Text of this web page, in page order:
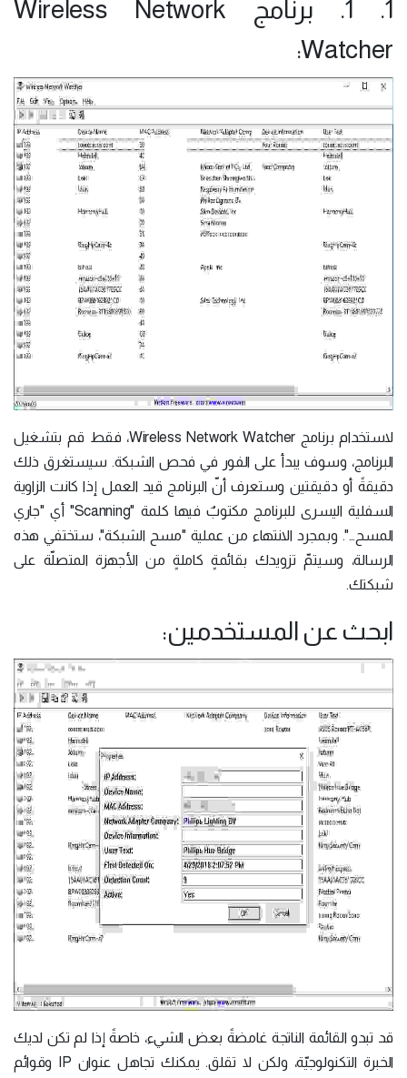
1. 1. برنامج Wireless Network
Watcher:
لاستخدام برنامج Wireless Network Watcher، فقط قم بتشغيل
البرنامج، وسوف يبدأ على الفور في فحص الشبكة. سيستغرق ذلك
دقيقةً أو دقيقتين وستعرف أنّ البرنامج قيد العمل إذا كانت الزاوية
السفلية اليسرى للبرنامج مكتوبٌ فيها كلمة "Scanning" أي "جاري
المسح…". وبمجرد الانتهاء من عملية "مسح الشبكة"، ستختفي هذه
الرسالة، وسيتمّ تزويدك بقائمةٍ كاملةٍ من الأجهزة المتصلّة على
شبكتك.
ابحث عن المستخدمين:
قد تبدو القائمة الناتجة غامضةً بعض الشيء، خاصةً إذا لم تكن لديك
الخبرة التكنولوجيّة، ولكن لا تقلق. يمكنك تجاهل عنوان IP وقوائم